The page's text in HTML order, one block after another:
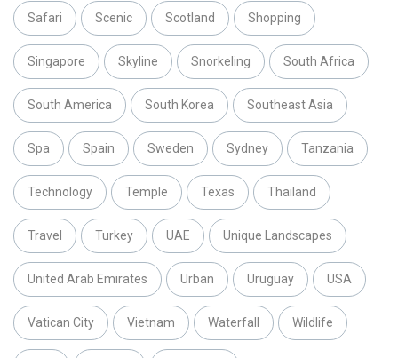
Safari Scenic Scotland Shopping
Singapore Skyline Snorkeling South Africa
South America South Korea Southeast Asia
Spa Spain Sweden Sydney Tanzania
Technology Temple Texas Thailand
Travel Turkey UAE Unique Landscapes
United Arab Emirates Urban Uruguay USA
Vatican City Vietnam Waterfall Wildlife